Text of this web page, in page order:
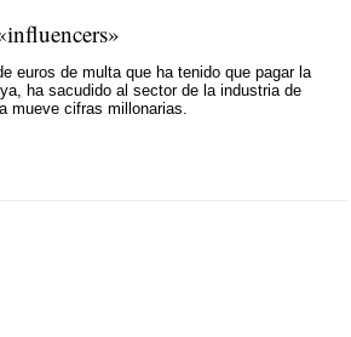
euros de multa que ha tenido que pagar la
ha sacudido al sector de la industria de
mueve cifras millonarias.